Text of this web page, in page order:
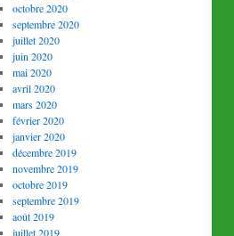
octobre 2020
septembre 2020
juillet 2020
juin 2020
mai 2020
avril 2020
mars 2020
février 2020
janvier 2020
décembre 2019
novembre 2019
octobre 2019
septembre 2019
août 2019
juillet 2019